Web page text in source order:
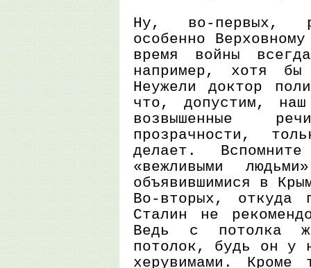
Ну, во-первых,
особенно
время войны
например, хотя
Неужели доктор
что, допустим, наш
возвышенные
прозрачности,
делает.
«вежливыми
объявившимися в
Во-вторых, откуда
Сталин не
Ведь с потолка
потолок, будь он у
херувимами. Кроме